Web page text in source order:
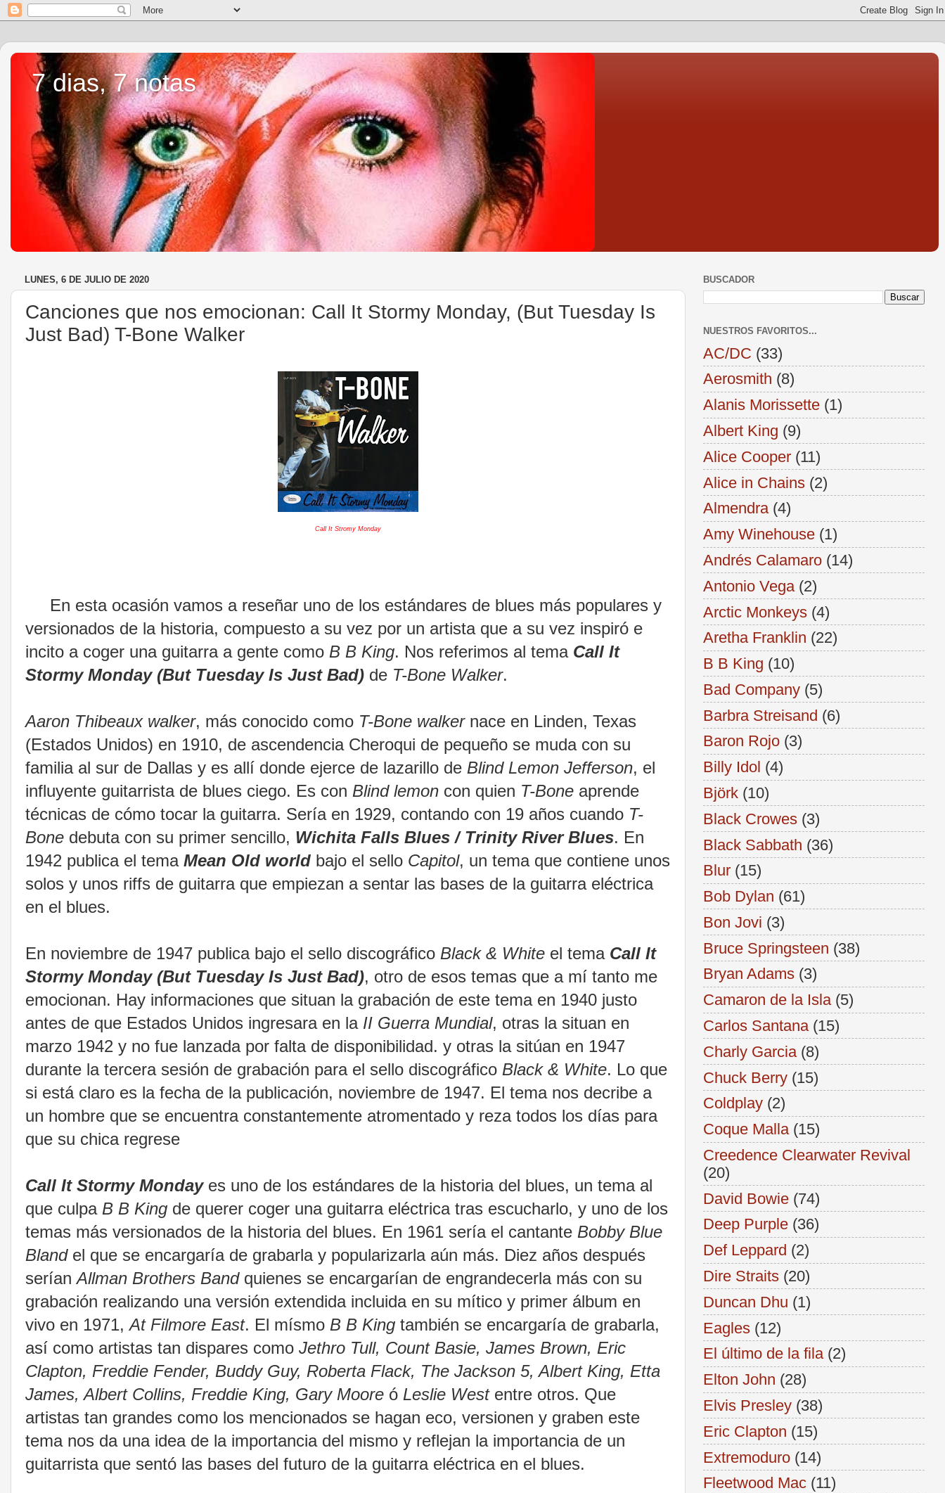
7 dias, 7 notas
LUNES, 6 DE JULIO DE 2020
Canciones que nos emocionan: Call It Stormy Monday, (But Tuesday Is
Just Bad) T-Bone Walker
Call It Stromy Monday
En esta ocasión vamos a reseñar uno de los estándares de blues más populares y
versionados de la historia, compuesto a su vez por un artista que a su vez inspiró e
incito a coger una guitarra a gente como B B King. Nos referimos al tema Call It
Stormy Monday (But Tuesday Is Just Bad) de T-Bone Walker.
Aaron Thibeaux walker, más conocido como T-Bone walkernace en Linden, Texas
(Estados Unidos) en 1910, de ascendencia Cheroqui de pequeño se muda con su
familia al sur de Dallas y es allí donde ejerce de lazarillo de Blind Lemon Jefferson, el
influyente guitarrista de blues ciego. Es con Blind lemon con quien T-Bone aprende
técnicas de cómo tocar la guitarra. Sería en 1929, contando con 19 años cuando T-
Bone debuta con su primer sencillo, Wichita Falls Blues / Trinity River Blues. En
1942 publica el tema Mean Old world bajo el sello Capitol, un tema que contiene unos
solos y unos riffs de guitarra que empiezan a sentar las bases de la guitarra eléctrica
en el blues.
En noviembre de 1947 publica bajo el sello discográfico Black & White el tema Call It
Stormy Monday (But Tuesday Is Just Bad), otro de esos temas que a mí tanto me
emocionan. Hay informaciones que situan la grabación de este tema en 1940 justo
antes de que Estados Unidos ingresara en la II Guerra Mundial, otras la situan en
marzo 1942 y no fue lanzada por falta de disponibilidad. y otras la sitúan en 1947
durante la tercera sesión de grabación para el sello discográfico Black & White. Lo que
si está claro es la fecha de la publicación, noviembre de 1947. El tema nos decribe a
un hombre que se encuentra constantemente atromentado y reza todos los días para
que su chica regrese
Call It Stormy Mondayes uno de los estándares de la historia del blues, un tema al
que culpa B B King de querer coger una guitarra eléctrica tras escucharlo, y uno de los
temas más versionados de la historia del blues. En 1961 sería el cantante Bobby Blue
Blandel que se encargaría de grabarla y popularizarla aún más. Diez años después
seríanAllman Brothers Bandquienes se encargarían de engrandecerla más con su
grabación realizando una versión extendida incluida en su mítico y primer álbum en
vivo en 1971,At Filmore East. El mísmo B B King también se encargaría de grabarla,
así como artistas tan dispares como Jethro Tull, Count Basie, James Brown, Eric
Clapton, Freddie Fender, Buddy Guy, Roberta Flack, The Jackson 5, Albert King, Etta
James, Albert Collins, Freddie King, Gary Moore ó Leslie Westentre otros. Que
artistas tan grandes como los mencionados se hagan eco, versionen y graben este
tema nos da una idea de la importancia del mismo y reflejan la importancia de un
guitarrista que sentó las bases del futuro de la guitarra eléctrica en el blues.
BUSCADOR
NUESTROS FAVORITOS...
AC/DC (33)
Aerosmith (8)
Alanis Morissette (1)
Albert King (9)
Alice Cooper (11)
Alice in Chains (2)
Almendra (4)
Amy Winehouse (1)
Andrés Calamaro (14)
Antonio Vega (2)
Arctic Monkeys (4)
Aretha Franklin (22)
B B King (10)
Bad Company (5)
Barbra Streisand (6)
Baron Rojo (3)
Billy Idol (4)
Björk (10)
Black Crowes (3)
Black Sabbath (36)
Blur (15)
Bob Dylan (61)
Bon Jovi (3)
Bruce Springsteen (38)
Bryan Adams (3)
Camaron de la Isla (5)
Carlos Santana (15)
Charly Garcia (8)
Chuck Berry (15)
Coldplay (2)
Coque Malla (15)
Creedence Clearwater Revival
(20)
David Bowie (74)
Deep Purple (36)
Def Leppard (2)
Dire Straits (20)
Duncan Dhu (1)
Eagles (12)
El último de la fila (2)
Elton John (28)
Elvis Presley (38)
Eric Clapton (15)
Extremoduro (14)
Fleetwood Mac (11)